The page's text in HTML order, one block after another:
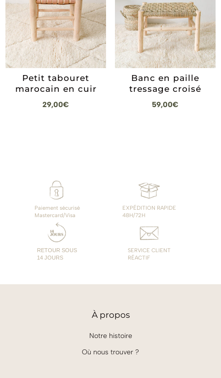
Petit tabouret
marocain en cuir
29,00€
Banc en paille
tressage croisé
59,00€
Paiement sécurisé
Mastercard/Visa
EXPÉDITION RAPIDE
48H/72H
RETOUR SOUS
14 JOURS
SERVICE CLIENT
RÉACTIF
Àpropos
Notre histoire
Où nous trouver ?